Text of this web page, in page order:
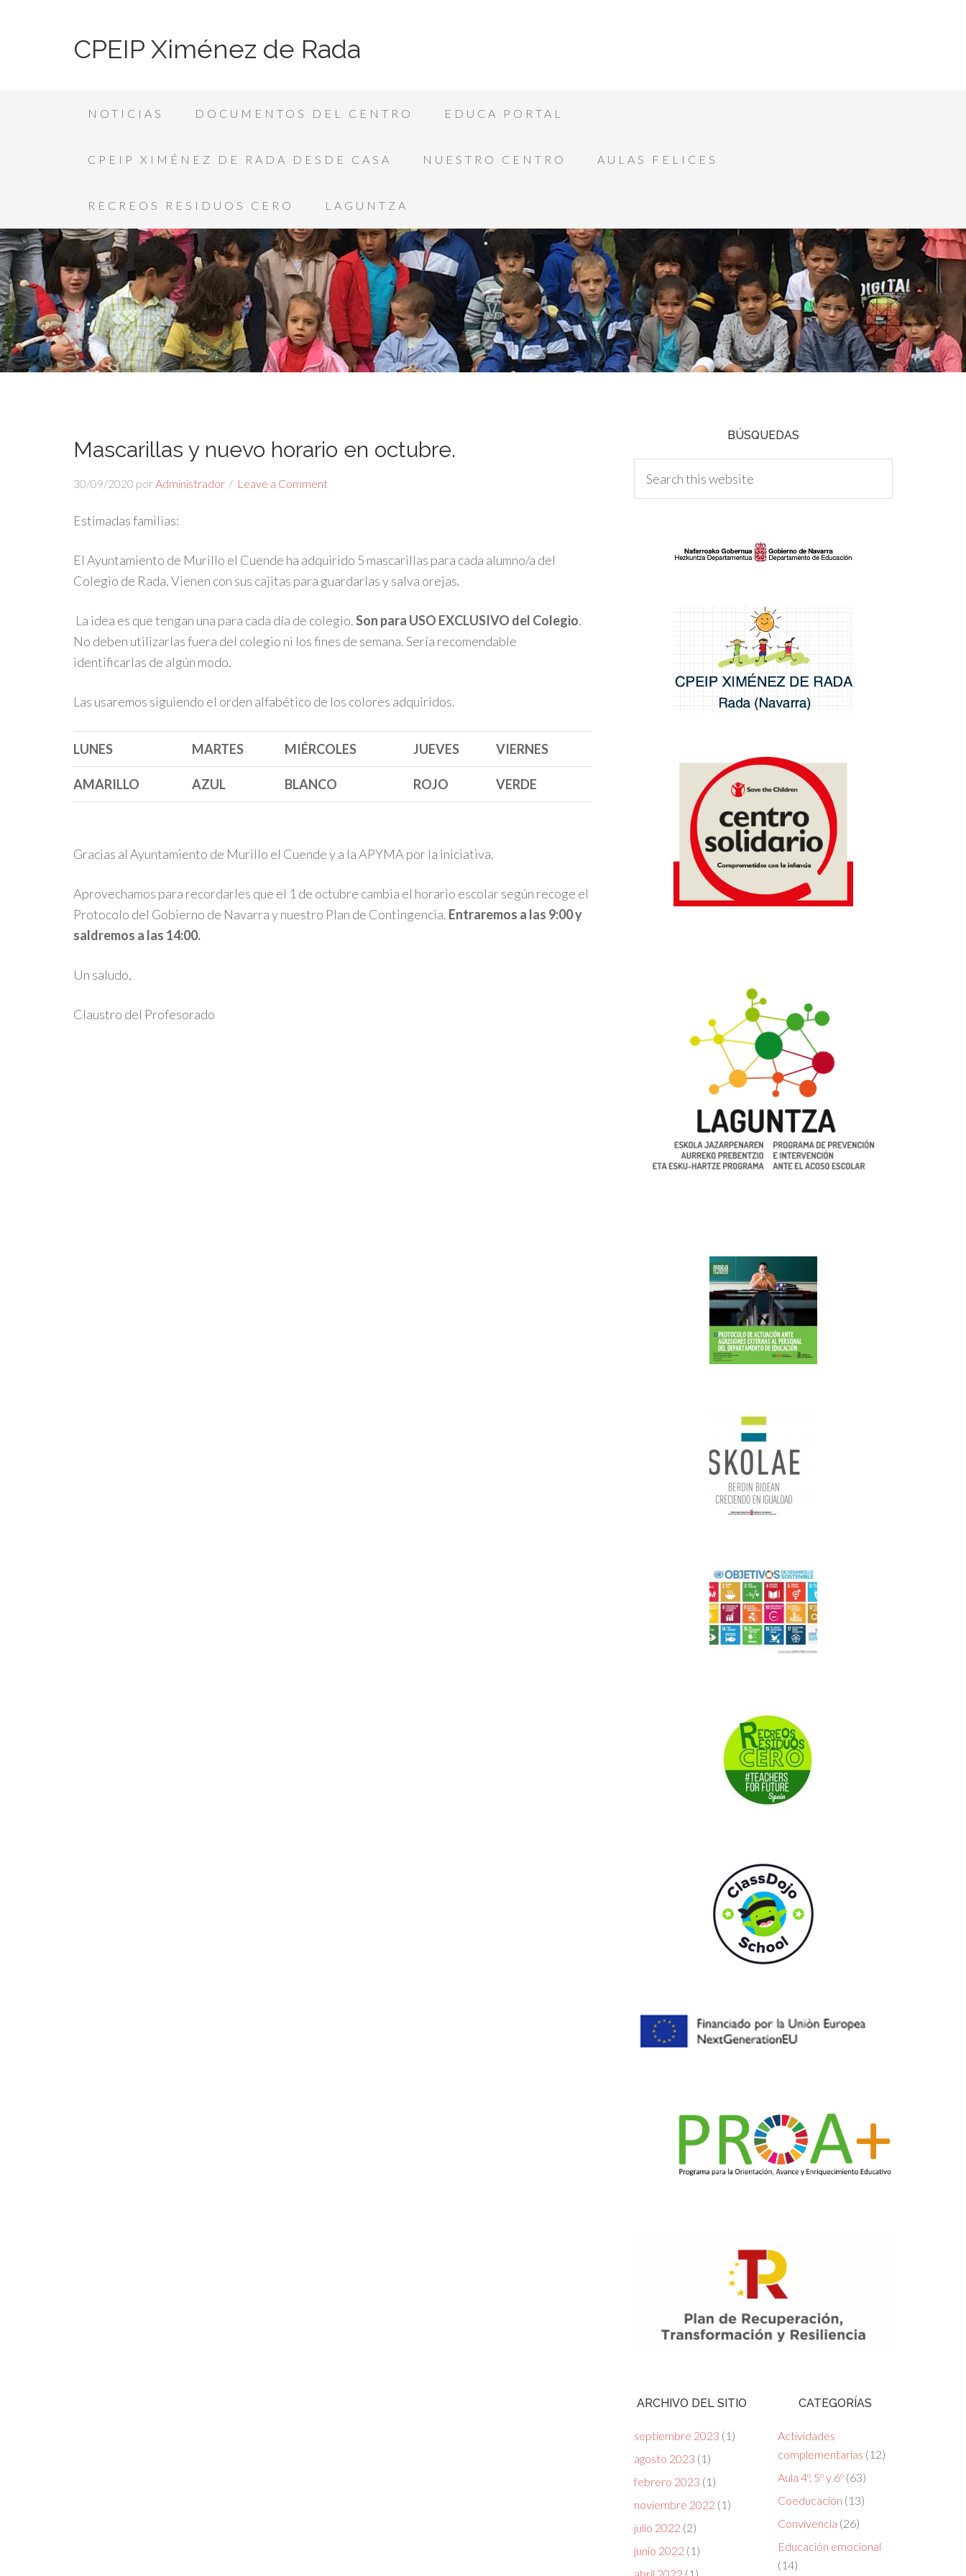
CPEIP Ximénez de Rada
NOTICIAS DOCUMENTOS DEL CENTRO EDUCA PORTAL
CPEIP XIMÉNEZ DE RADA DESDE CASA NUESTRO CENTRO AULAS FELICES
RECREOS RESIDUOS CERO LAGUNTZA
Mascarillas y nuevo horario en octubre.
30/09/2020 porAdministrador Leave a Comment
Estimadas familias:
El Ayuntamiento de Murillo el Cuende ha adquirido 5 mascarillas para cada alumno/a del
Colegio de Rada. Vienen con sus cajitas para guardarlas y salva orejas.
La idea es que tengan una para cada día de colegio.Son para USO EXCLUSIVO del Colegio.
No deben utilizarlas fuera del colegio ni los fines de semana. Sería recomendable
identificarlas de algún modo.
Las usaremos siguiendo el orden alfabético de los colores adquiridos.
LUNES MARTES MIÉRCOLES JUEVES VIERNES
AMARILLO AZUL BLANCO ROJO VERDE
Gracias al Ayuntamiento de Murillo el Cuende y a la APYMA por la iniciativa.
Aprovechamos para recordarles que el 1 de octubre cambia el horario escolar según recoge el
Protocolo del Gobierno de Navarra y nuestro Plan de Contingencia. Entraremos a las 9:00 y
saldremos a las 14:00.
Un saludo,
Claustro del Profesorado
BÚSQUEDAS
ARCHIVO DEL SITIO
septiembre 2023 (1)
agosto 2023 (1)
febrero 2023 (1)
noviembre 2022 (1)
julio 2022 (2)
junio 2022 (1)
abril 2022 (1)
CATEGORÍAS
Actividades
complementarias (12)
Aula 4º, 5º y 6º (63)
Coeducación (13)
Convivencia (26)
Educación emocional
(14)